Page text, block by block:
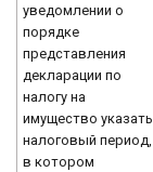
уведомлении о
порядке
представления
декларации по
налогу на
имущество указать
налоговый период,
в котором